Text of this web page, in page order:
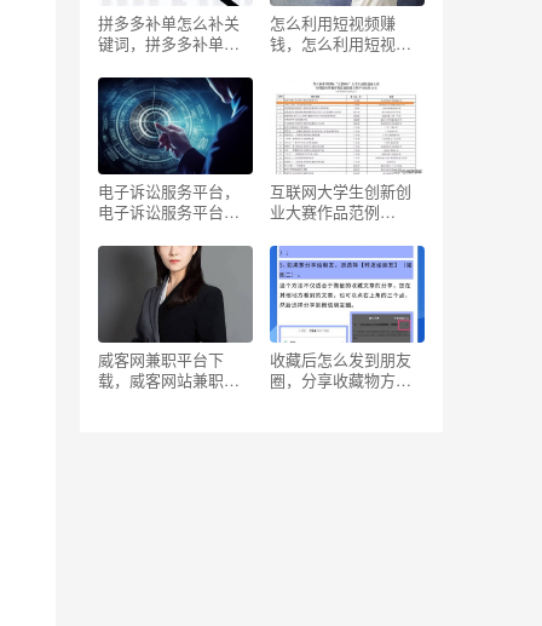
拼多多补单怎么补关
键词，拼多多补单怎
怎么利用短视频赚
钱，怎么利用短视频
视频？
电子诉讼服务平台，
电子诉讼服务平台官
互联网大学生创新创
业大赛作品范例
创新创业大赛作品范
例免费？
威客网兼职平台下
载，威客网站兼职任
收藏后怎么发到朋友
圈，分享收藏物方